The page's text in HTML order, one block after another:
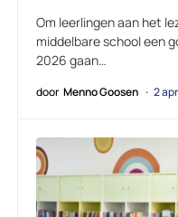
Om leerlingen aan het
middelbare school een
2026 gaan…
door Menno Goosen 2